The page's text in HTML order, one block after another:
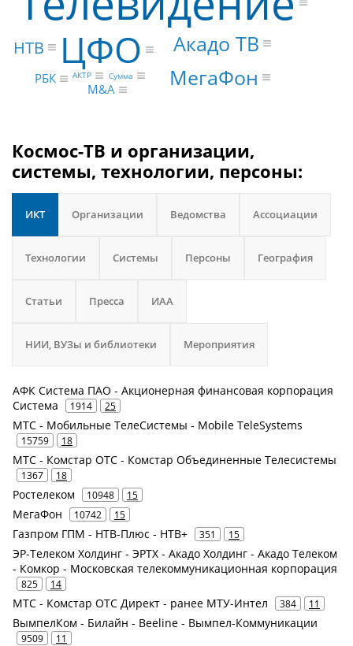
ЦФО
Акадо ТВ
МегаФон
НТВ
РБК
M&A
АКТР Сумма
Космос-ТВ и организации,
системы, технологии, персоны:
ИКТ Организации Ведомства Ассоциации
Технологии Системы Персоны География
Статьи Пресса ИАА
НИИ, ВУЗы и библиотеки Мероприятия
АФК Система ПАО - Акционерная финансовая корпорация
Система
1914 25
МТС - Мобильные ТелеСистемы - Mobile TeleSystems
15759 18
МТС - Комстар ОТС - Комстар Объединенные Телесистемы
1367 18
Ростелеком 10948 15
МегаФон 10742 15
Газпром ГПМ - НТВ-Плюс - НТВ+ 351 15
ЭР-Телеком Холдинг - ЭРТХ - Акадо Холдинг - Акадо Телеком
- Комкор - Московская телекоммуникационная корпорация
825 14
МТС - Комстар ОТС Директ - ранее МТУ-Интел 384 11
ВымпелКом - Билайн - Beeline - Вымпел-Коммуникации
9509 11